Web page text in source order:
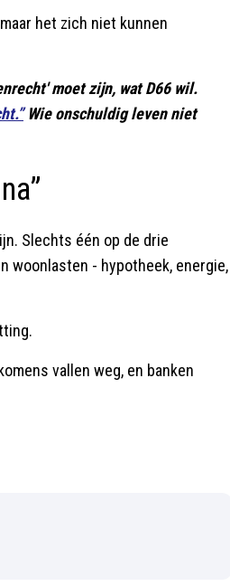
het zich niet kunnen
moet zijn, wat D66 wil.
Wie onschuldig leven niet
Slechts één op de drie
woonlasten - hypotheek, energie,
vallen weg, en banken